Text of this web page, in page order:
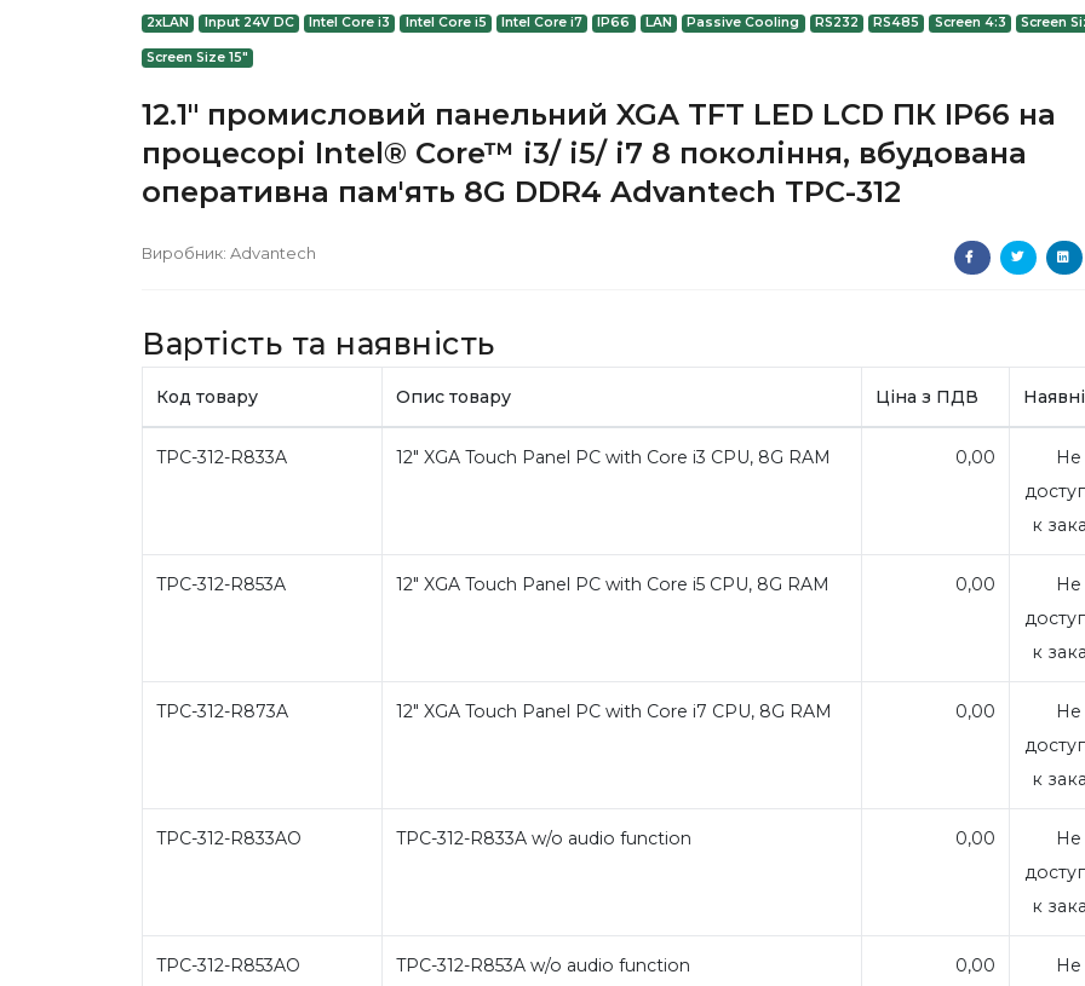
2xLAN Input 24V DC Intel Core i3 Intel Core i5 Intel Core i7 IP66 LAN Passive Cooling RS232 RS485 Screen 4:3 Screen
Screen Size 15"
12.1" промисловий панельний XGA TFT LED LCD ПК IP66 на
процесорі Intel® Core™ i3/ i5/ i7 8 покоління, вбудована
оперативна пам'ять 8G DDR4 Advantech TPC-312
Виробник: Advantech
Вартість та наявність
Код товару Опис товару Ціна з ПДВ
TPC-312-R833A 12" XGA Touch Panel PC with Core i3 CPU, 8G RAM 0,00
Не
к
TPC-312-R853A 12" XGA Touch Panel PC with Core i5 CPU, 8G RAM 0,00
Не
к
TPC-312-R873A 12" XGA Touch Panel PC with Core i7 CPU, 8G RAM 0,00
Не
к
TPC-312-R833AO TPC-312-R833A w/o audio function 0,00
Не
к
TPC-312-R853AO TPC-312-R853A w/o audio function 0,00
Не